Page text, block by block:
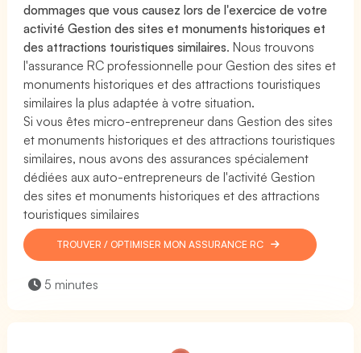
dommages que vous causez lors de l'exercice de votre
activité Gestion des sites et monuments historiques et
des attractions touristiques similaires. Nous trouvons
l'assurance RC professionnelle pour Gestion des sites et
monuments historiques et des attractions touristiques
similaires la plus adaptée à votre situation.
Si vous êtes micro-entrepreneur dans Gestion des sites
et monuments historiques et des attractions touristiques
similaires, nous avons des assurances spécialement
dédiées aux auto-entrepreneurs de l'activité Gestion
des sites et monuments historiques et des attractions
touristiques similaires
TROUVER / OPTIMISER MON ASSURANCE RC
5 minutes